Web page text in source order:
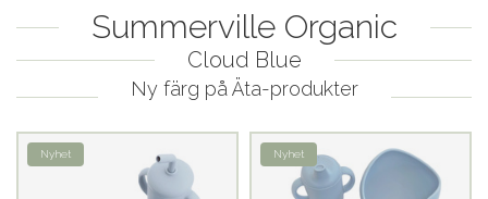
Summerville Organic
Cloud Blue
Ny färg på Äta-produkter
Nyhet Nyhet